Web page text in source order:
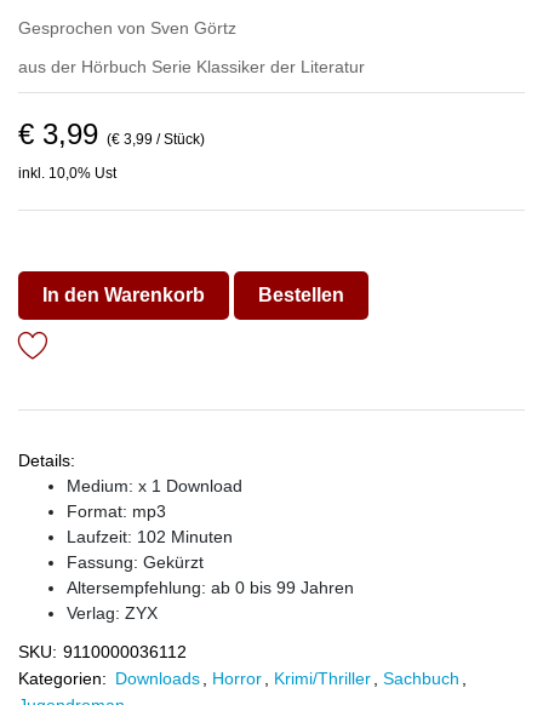
Gesprochen von Sven Görtz
aus der Hörbuch Serie Klassiker der Literatur
€ 3,99 (€ 3,99 / Stück)
inkl. 10,0% Ust
In den Warenkorb Bestellen
Details:
Medium: x 1 Download
Format: mp3
Laufzeit: 102 Minuten
Fassung: Gekürzt
Altersempfehlung: ab 0 bis 99 Jahren
Verlag: ZYX
SKU: 9110000036112
Kategorien: Downloads Horror Krimi/Thriller Sachbuch